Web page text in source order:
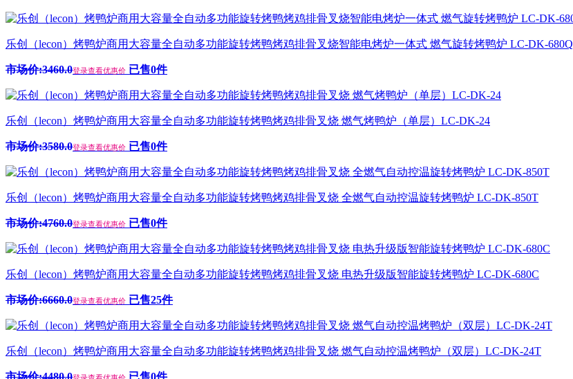
乐创（lecon）烤鸭炉商用大容量全自动多功能旋转烤鸭烤鸡排骨叉烧智能电烤炉一体式 燃气旋转烤鸭炉 LC-DK-680Q
市场价:3460.0登录查看优惠价 已售0件
乐创（lecon）烤鸭炉商用大容量全自动多功能旋转烤鸭烤鸡排骨叉烧 燃气烤鸭炉（单层）LC-DK-24
市场价:3580.0登录查看优惠价 已售0件
乐创（lecon）烤鸭炉商用大容量全自动多功能旋转烤鸭烤鸡排骨叉烧 全燃气自动控温旋转烤鸭炉 LC-DK-850T
市场价:4760.0登录查看优惠价 已售0件
乐创（lecon）烤鸭炉商用大容量全自动多功能旋转烤鸭烤鸡排骨叉烧 电热升级版智能旋转烤鸭炉 LC-DK-680C
市场价:6660.0登录查看优惠价 已售25件
乐创（lecon）烤鸭炉商用大容量全自动多功能旋转烤鸭烤鸡排骨叉烧 燃气自动控温烤鸭炉（双层）LC-DK-24T
市场价:4480.0 已售0件